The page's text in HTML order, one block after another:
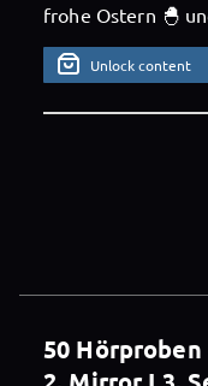
frohe Ostern 🐣
Unlock content
50 Hörproben